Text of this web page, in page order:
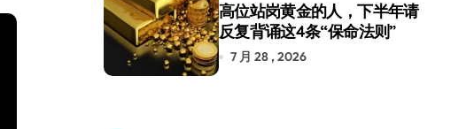
高位站岗黄金的人，下半年请
反复背诵这4条“保命法则”
7 月 28 , 2026